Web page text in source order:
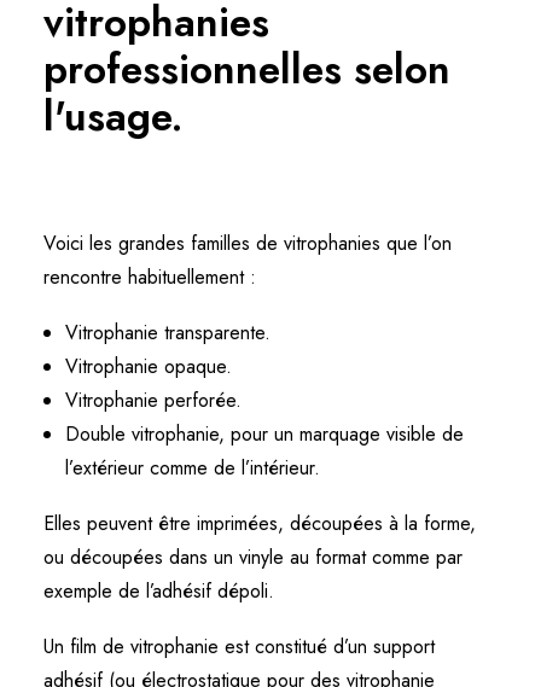
vitrophanies
professionnelles selon
l'usage.
Voici les grandes familles de vitrophanies que l’on
rencontre habituellement :
Vitrophanie transparente.
Vitrophanie opaque.
Vitrophanie perforée.
Double vitrophanie, pour un marquage visible de
l’extérieur comme de l’intérieur.
Elles peuvent être imprimées, découpées à la forme,
ou découpées dans un vinyle au format comme par
exemple de l’adhésif dépoli.
Un film de vitrophanie est constitué d’un support
adhésif (ou électrostatique pour des vitrophanie